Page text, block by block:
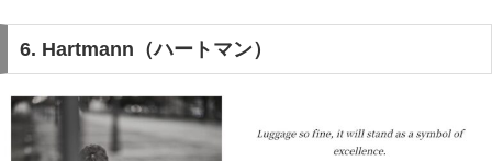
6. Hartmann（ハートマン）